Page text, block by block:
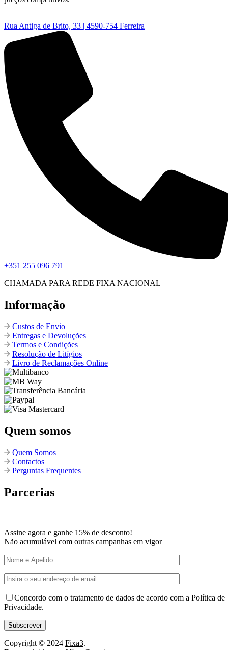
Rua Antiga de Brito, 33 | 4590-754 Ferreira
+351 255 096 791
CHAMADA PARA REDE FIXA NACIONAL
Informação
Custos de Envio
Entregas e Devoluções
Termos e Condições
Resolução de Litígios
Livro de Reclamações Online
Quem somos
Quem Somos
Contactos
Perguntas Frequentes
Parcerias
Assine agora e ganhe 15% de desconto!
Não acumulável com outras campanhas em vigor
Concordo com o tratamento de dados de acordo com a Política de
Privacidade.
Copyright © 2024 Fixa3.